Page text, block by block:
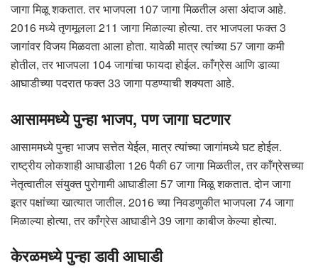
जागा मिळू शकतात. तर भाजपला 107 जागा मिळतील असा अंदाज आहे.
2016 मध्ये तृणमूलला 211 जागा मिळाल्या होत्या. तर भाजपला फक्त 3
जागांवर विजय मिळवता आला होता. यावेळी मात्र त्यांच्या 57 जागा कमी
होतील, तर भाजपला 104 जागांचा फायदा होईल. काँग्रेस आणि डाव्या
आघाडीच्या पदरात फक्त 33 जागा पडण्याची शक्यता आहे.
आसाममध्ये पुन्हा भाजप, पण जागा घटणार
आसाममध्ये पुन्हा भाजप सत्तेत येईल, मात्र त्यांच्या जागांमध्ये घट होईल.
राष्ट्रीय लोकशाही आघाडीला 126 पैकी 67 जागा मिळतील, तर काँग्रेसच्या
नेतृत्वातील संयुक्त पुरोगामी आघाडीला 57 जागा मिळू शकतात. दोन जागा
इतर पक्षांच्या खात्यात जातील. 2016 च्या निवडणुकीत भाजपला 74 जागा
मिळाल्या होत्या, तर काँग्रेस आघाडीने 39 जागा काबीज केल्या होत्या.
केरळमध्ये पुन्हा डावी आघाडी